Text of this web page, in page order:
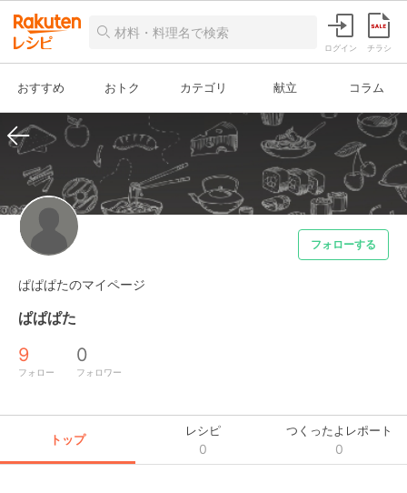
ログイン チラシ
おすすめ おトク カテゴリ 献立 コラム
フォローする
ぱぱぱたのマイページ
ぱぱぱた
9
フォロー
0
フォロワー
トップ
レシピ
0
つくったよレポート
0